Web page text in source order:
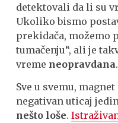
detektovali da li su
Ukoliko bismo
prekidača, možemo
tumačenju“, ali je
vreme neopravdana.
Sve u svemu,
negativan uticaj
nešto loše.